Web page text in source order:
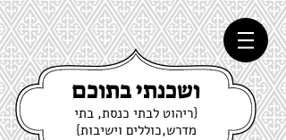
ושכנתי בתוכם
{ריהוט לבתי כנסת, בתי
מדרש,כוללים וישיבות}